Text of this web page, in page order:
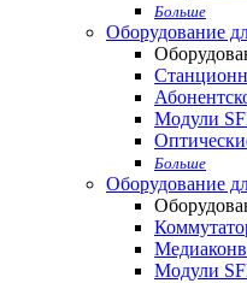
Больше
Оборудование
Модули
Больше
Оборудование
Модули